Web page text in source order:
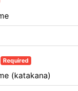
Required
(katakana)